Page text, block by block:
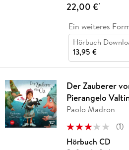
22,00 €*
Ein weiteres
Hörbuch
13,95 €
Der Zauberer
Pierangelo
Paolo Madron
(1)
Hörbuch CD